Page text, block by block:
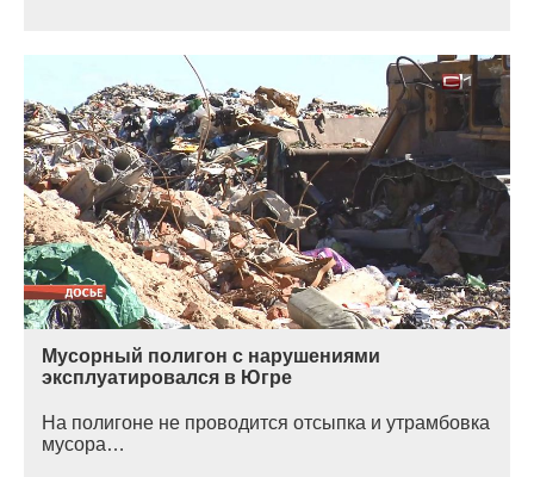
Мусорный полигон с нарушениями
эксплуатировался в Югре
На полигоне не проводится отсыпка и утрамбовка
мусора…